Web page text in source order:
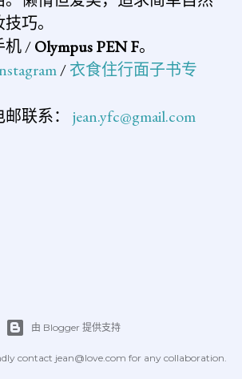
巧。
机 /Olympus PEN F。
/衣食住行面子书专
联系： jean.yfc@gmail.com
由 Blogger 提供支持
contact jean@love.com for any collaboration.